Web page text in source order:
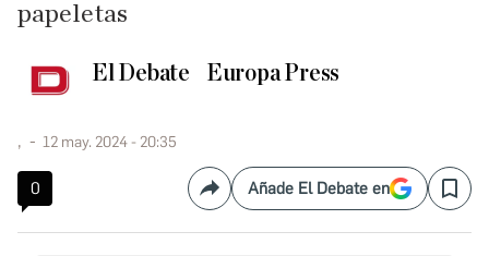
papeletas
El Debate Europa Press
, 12 may. 2024 - 20:35
0 CompartirAñade El Debate en Save